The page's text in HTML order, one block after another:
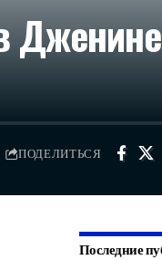
ПОДЕЛИТЬСЯ
Последние